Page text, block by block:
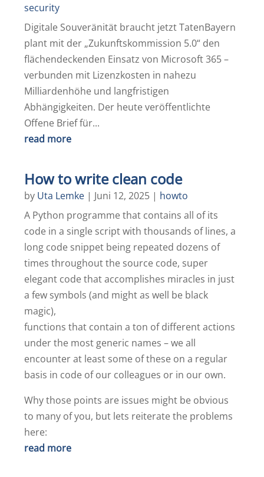
security
Digitale Souveränität braucht jetzt TatenBayern
plant mit der „Zukunftskommission 5.0“ den
flächendeckenden Einsatz von Microsoft 365 –
verbunden mit Lizenzkosten in nahezu
Milliardenhöhe und langfristigen
Abhängigkeiten. Der heute veröffentlichte
Offene Brief für...
read more
How to write clean code
by Uta Lemke | Juni 12, 2025 | howto
A Python programme that contains all of its
code in a single script with thousands of lines, a
long code snippet being repeated dozens of
times throughout the source code, super
elegant code that accomplishes miracles in just
a few symbols (and might as well be black
magic),
functions that contain a ton of different actions
under the most generic names – we all
encounter at least some of these on a regular
basis in code of our colleagues or in our own.
Why those points are issues might be obvious
to many of you, but lets reiterate the problems
here:
read more